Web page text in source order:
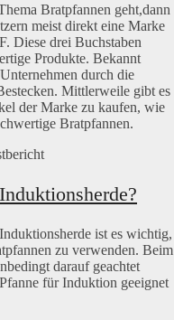
Bratpfannen geht,dann
meist direkt eine Marke
Diese drei Buchstaben
Produkte. Bekannt
durch die
Mittlerweile gibt es
der Marke zu kaufen, wie
Bratpfannen.
ist es wichtig,
zu verwenden. Beim
darauf geachtet
für Induktion geeignet